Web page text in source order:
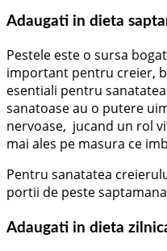
Adaugati in dieta
Pestele este o sursa
important pentru creier,
esentiali pentru
sanatoase au o putere
nervoase, jucand un rol
mai ales pe masura ce
Pentru sanatatea
portii de peste
Adaugati in dieta